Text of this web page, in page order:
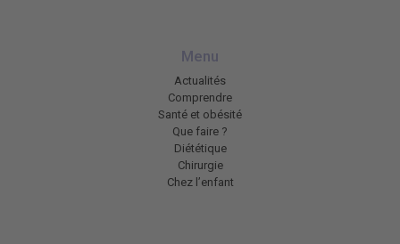
Menu
Actualités
Comprendre
Santé et obésité
Que faire ?
Diététique
Chirurgie
Chez l’enfant